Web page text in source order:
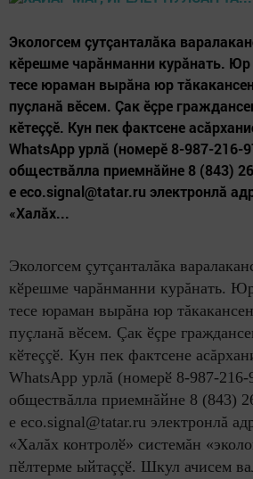
Экологсем çутçанталăка
кӗрешме чарăнманни курăнать. Юр
тесе юраман вырăна юр
пуçланă вӗсем. Çак ӗçре
кӗтеççӗ. Кун пек фактсене
WhatsApp урлă (номерӗ 8-987-216-
обществăлла приемнăйне 8 (843)
е eco.signal@tatar.ru электронлă
«Халăх...
Экологсем çутçанталăка
кӗрешме чарăнманни курăнать.
тесе юраман вырăна юр
пуçланă вӗсем. Çак ӗçре
кӗтеççӗ. Кун пек фактсене
WhatsApp урлă (номерӗ 8-987-216-
обществăлла приемнăйне 8 (843)
е eco.signal@tatar.ru электронлă
«Халăх контролӗ» системăн
пӗлтерме ыйтаççӗ. Шкул ачисем